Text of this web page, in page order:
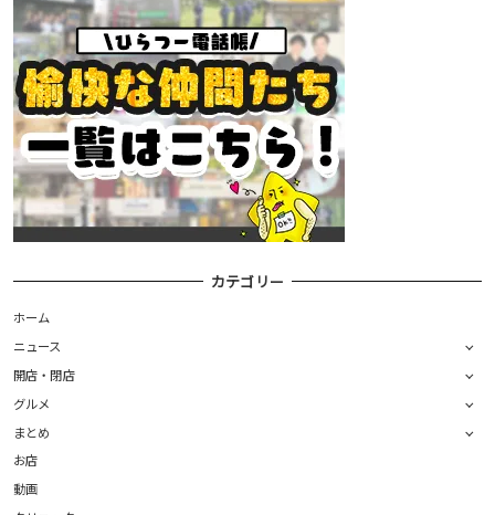
カテゴリー
ホーム
ニュース
開店・閉店
グルメ
まとめ
お店
動画